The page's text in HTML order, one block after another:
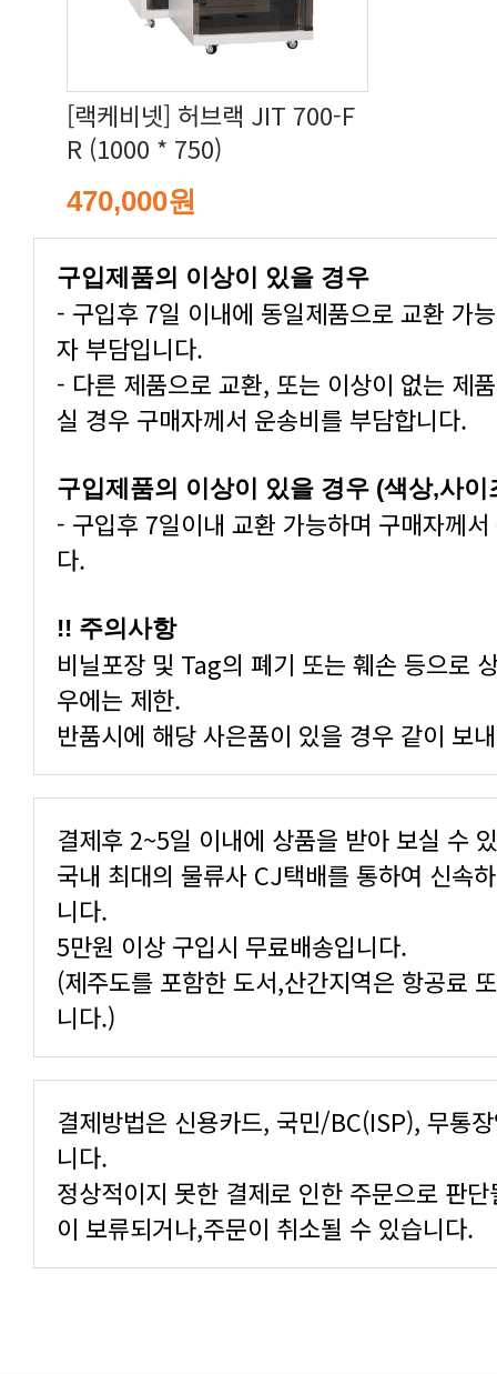
R (1000 * 750)
470,000원
구입제품의 이상이 있을 경우
자 부담입니다.
실 경우 구매자께서 운송비를 부담합니다.
구입제품의 이상이 있을 경우 (색상,사
다.
!! 주의사항
우에는 제한.
반품시에 해당 사은품이 있을 경우 같이 보
결제후 2~5일 이내에 상품을 받아 보실 수
니다.
5만원 이상 구입시 무료배송입니다.
니다.)
니다.
이 보류되거나,주문이 취소될 수 있습니다.